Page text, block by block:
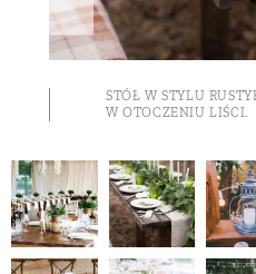
STÓŁ W STYLU
W OTOCZENIU LIŚCI.
ROŚLINY